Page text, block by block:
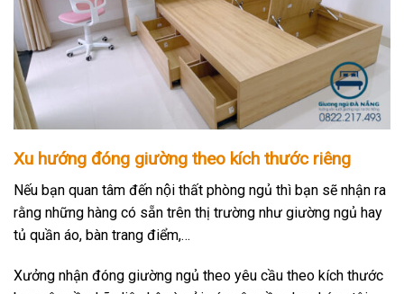
Xu hướng đóng giường theo kích thước riêng
Nếu bạn quan tâm đến nội thất phòng ngủ thì bạn sẽ nhận ra
rằng những hàng có sẵn trên thị trường như giường ngủ hay
tủ quần áo, bàn trang điểm,…
Xưởng nhận đóng giường ngủ theo yêu cầu theo kích thước